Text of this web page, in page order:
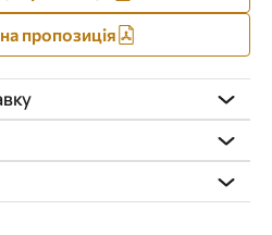
пропозиція